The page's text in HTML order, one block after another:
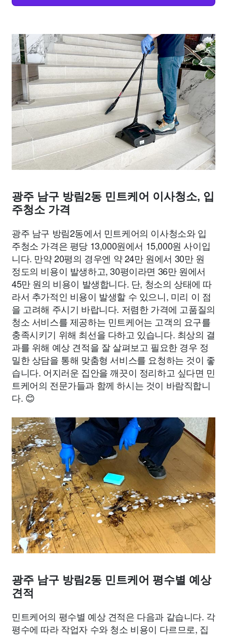
광주 남구 방림2동 민트케어 이사청소, 입
주청소 가격
광주 남구 방림2동에서 민트케어의 이사청소와 입
주청소 가격은 평당 13,000원에서 15,000원 사이입
니다. 만약 20평의 경우엔 약 24만 원에서 30만 원
정도의 비용이 발생하고, 30평이라면 36만 원에서
45만 원의 비용이 발생합니다. 단, 청소의 상태에 따
라서 추가적인 비용이 발생할 수 있으니, 미리 이 점
을 고려해 주시기 바랍니다. 저렴한 가격에 고품질의
청소 서비스를 제공하는 민트케어는 고객의 요구를
충족시키기 위해 최선을 다하고 있습니다. 최상의 결
과를 위해 예상 견적을 잘 살펴보고 필요한 경우 정
밀한 상담을 통해 맞춤형 서비스를 요청하는 것이 좋
습니다. 어지러운 집안을 깨끗이 정리하고 싶다면 민
트케어의 전문가들과 함께 하시는 것이 바람직합니
다. 😊
광주 남구 방림2동 민트케어 평수별 예상
견적
민트케어의 평수별 예상 견적은 다음과 같습니다. 각
평수에 따라 작업자 수와 청소 비용이 다르므로, 집